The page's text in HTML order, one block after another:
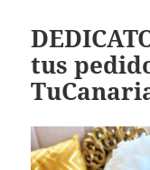
tus